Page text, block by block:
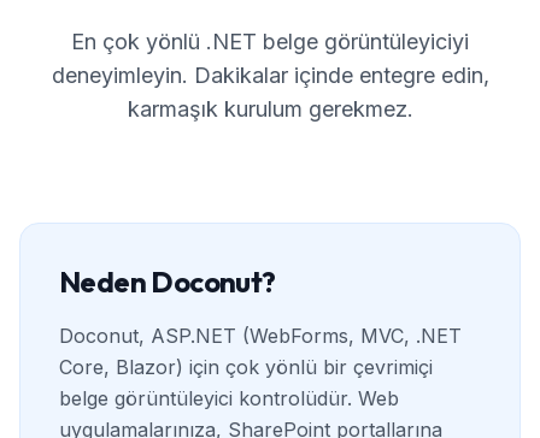
En çok yönlü .NET belge görüntüleyiciyi
deneyimleyin. Dakikalar içinde entegre edin,
karmaşık kurulum gerekmez.
Neden Doconut?
Doconut, ASP.NET (WebForms, MVC, .NET
Core, Blazor) için çok yönlü bir çevrimiçi
belge görüntüleyici kontrolüdür. Web
uygulamalarınıza, SharePoint portallarına